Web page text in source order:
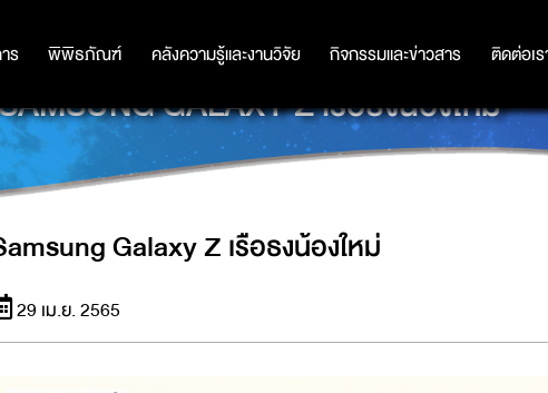
ร พิพิธภัณฑ์ คลังความรู้และงานวิจัย กิจกรรมและข่าวสาร ติดต่อเ
ร พิพิธภัณฑ์ คลังความรู้และงานวิจัย กิจกรรมและข่าวสาร ติดต่อเ
GALAXY Z เรือธงน้องใหม่
Galaxy Z เรือธงน้องใหม่
29 เม.ย. 2565